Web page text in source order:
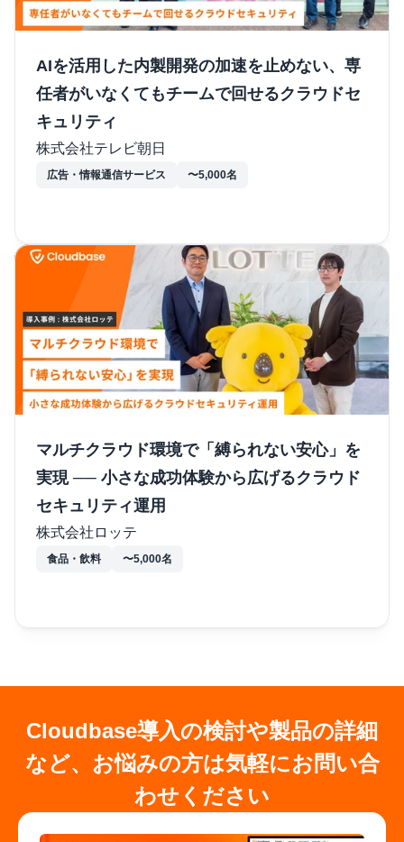
AIを活用した内製開発の加速を止めない、専
任者がいなくてもチームで回せるクラウドセ
キュリティ
株式会社テレビ朝日
広告・情報通信サービス 〜5,000名
マルチクラウド環境で「縛られない安心」を
実現 ── 小さな成功体験から広げるクラウド
セキュリティ運用
株式会社ロッテ
食品・飲料 〜5,000名
Cloudbase導入の検討や製品の詳細
など、お悩みの方は気軽にお問い合
わせください